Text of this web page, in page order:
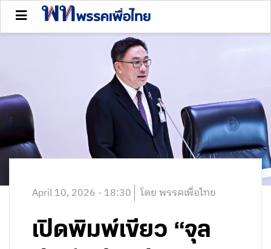
April 10, 2026 - 18:30 โดย พรรคเพื่อไทย
เปิดพิมพ์เขียว “จุล